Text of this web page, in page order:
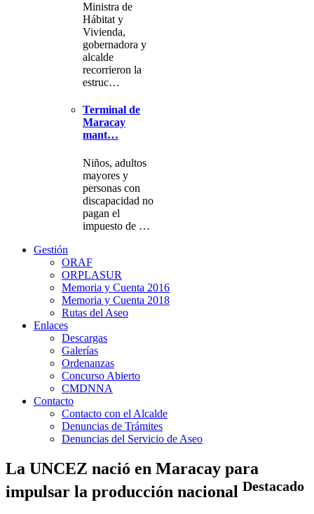
Ministra de
Hábitat y
Vivienda,
gobernadora y
alcalde
recorrieron la
estruc…
Terminal de
Maracay
mant…
Niños, adultos
mayores y
personas con
discapacidad no
pagan el
impuesto de …
Gestión
ORAF
ORPLASUR
Memoria y Cuenta 2016
Memoria y Cuenta 2018
Rutas del Aseo
Enlaces
Descargas
Galerías
Ordenanzas
Concurso Abierto
CMDNNA
Contacto
Contacto con el Alcalde
Denuncias de Trámites
Denuncias del Servicio de Aseo
La UNCEZ nació en Maracay para
impulsar la producción nacional Destacado